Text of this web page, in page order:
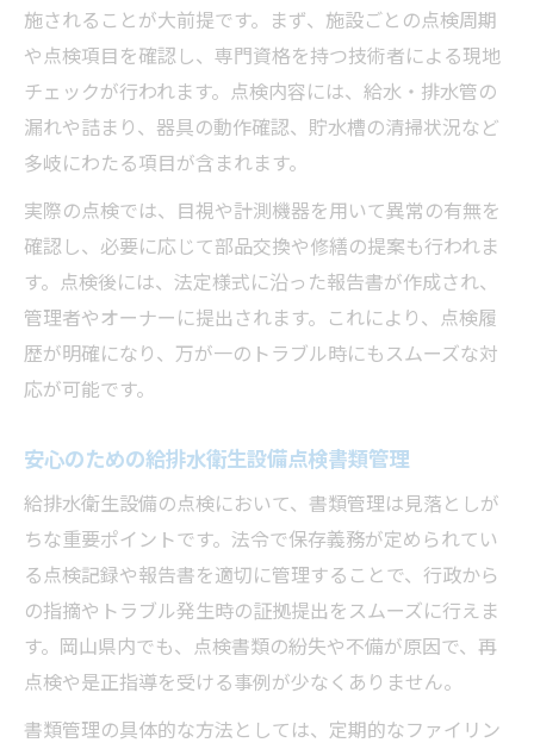
施されることが大前提です。まず、施設ごとの点検周期
や点検項目を確認し、専門資格を持つ技術者による現地
チェックが行われます。点検内容には、給水・排水管の
漏れや詰まり、器具の動作確認、貯水槽の清掃状況など
多岐にわたる項目が含まれます。
実際の点検では、目視や計測機器を用いて異常の有無を
確認し、必要に応じて部品交換や修繕の提案も行われま
す。点検後には、法定様式に沿った報告書が作成され、
管理者やオーナーに提出されます。これにより、点検履
歴が明確になり、万が一のトラブル時にもスムーズな対
応が可能です。
安心のための給排水衛生設備点検書類管理
給排水衛生設備の点検において、書類管理は見落としが
ちな重要ポイントです。法令で保存義務が定められてい
る点検記録や報告書を適切に管理することで、行政から
の指摘やトラブル発生時の証拠提出をスムーズに行えま
す。岡山県内でも、点検書類の紛失や不備が原因で、再
点検や是正指導を受ける事例が少なくありません。
書類管理の具体的な方法としては、定期的なファイリン